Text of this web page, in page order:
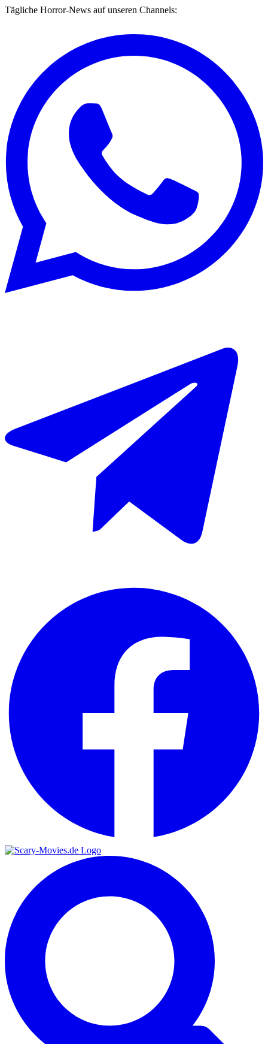
Tägliche Horror-News auf unseren Channels: